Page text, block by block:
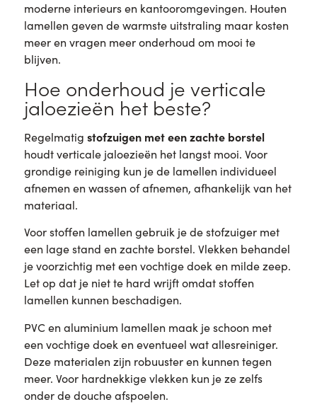
moderne interieurs en kantooromgevingen. Houten
lamellen geven de warmste uitstraling maar kosten
meer en vragen meer onderhoud om mooi te
blijven.
Hoe onderhoud je verticale
jaloezieën het beste?
Regelmatig stofzuigen met een zachte borstel
houdt verticale jaloezieën het langst mooi. Voor
grondige reiniging kun je de lamellen individueel
afnemen en wassen of afnemen, afhankelijk van het
materiaal.
Voor stoffen lamellen gebruik je de stofzuiger met
een lage stand en zachte borstel. Vlekken behandel
je voorzichtig met een vochtige doek en milde zeep.
Let op dat je niet te hard wrijft omdat stoffen
lamellen kunnen beschadigen.
PVC en aluminium lamellen maak je schoon met
een vochtige doek en eventueel wat allesreiniger.
Deze materialen zijn robuuster en kunnen tegen
meer. Voor hardnekkige vlekken kun je ze zelfs
onder de douche afspoelen.